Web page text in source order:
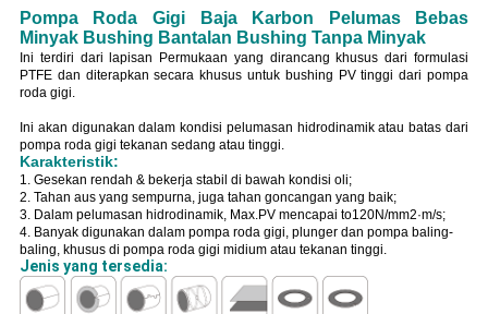
Pompa Roda Gigi Baja Karbon Pelumas Bebas
Minyak Bushing Bantalan Bushing Tanpa Minyak
Ini terdiri dari lapisan Permukaan yang dirancang khusus dari formulasi
PTFE dan diterapkan secara khusus untuk bushing PV tinggi dari pompa
roda gigi.
Ini akan digunakan dalam kondisi pelumasan hidrodinamik atau batas dari
pompa roda gigi tekanan sedang atau tinggi.
Karakteristik:
1. Gesekan rendah & bekerja stabil di bawah kondisi oli;
2. Tahan aus yang sempurna, juga tahan goncangan yang baik;
3. Dalam pelumasan hidrodinamik, Max.PV mencapai to120N/mm2·m/s;
4. Banyak digunakan dalam pompa roda gigi, plunger dan pompa baling-
baling, khusus di pompa roda gigi midium atau tekanan tinggi.
Jenis yang tersedia: